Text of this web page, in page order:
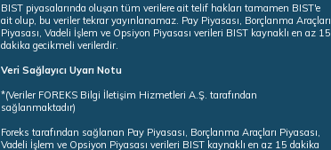
BIST piyasalarında oluşan tüm verilere ait telif hakları tamamen BIST'e
ait olup, bu veriler tekrar yayınlanamaz. Pay Piyasası, Borçlanma Araçları
Piyasası, Vadeli İşlem ve Opsiyon Piyasası verileri BIST kaynaklı en az 15
dakika gecikmeli verilerdir.
Veri Sağlayıcı Uyarı Notu
*(Veriler FOREKS Bilgi İletişim Hizmetleri A.Ş. tarafından
sağlanmaktadır)
Foreks tarafından sağlanan Pay Piyasası, Borçlanma Araçları Piyasası,
Vadeli İşlem ve Opsiyon Piyasası verileri BIST kaynaklı en az 15 dakika